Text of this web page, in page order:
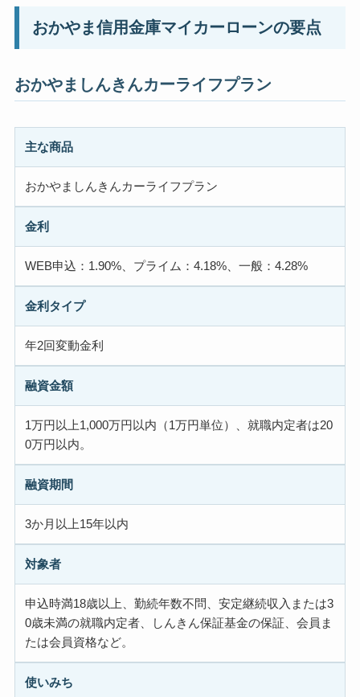
おかやま信用金庫マイカーローンの要点
おかやましんきんカーライフプラン
主な商品
おかやましんきんカーライフプラン
金利
WEB申込：1.90%、プライム：4.18%、一般：4.28%
金利タイプ
年2回変動金利
融資金額
1万円以上1,000万円以内（1万円単位）、就職内定者は20
0万円以内。
融資期間
3か月以上15年以内
対象者
申込時満18歳以上、勤続年数不問、安定継続収入または3
0歳未満の就職内定者、しんきん保証基金の保証、会員ま
たは会員資格など。
使いみち